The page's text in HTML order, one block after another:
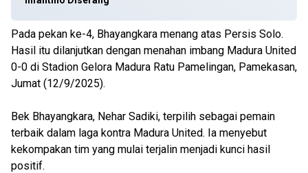
Pada pekan ke-4, Bhayangkara menang atas Persis Solo.
Hasil itu dilanjutkan dengan menahan imbang Madura United
0-0 di Stadion Gelora Madura Ratu Pamelingan, Pamekasan,
Jumat (12/9/2025).
Bek Bhayangkara, Nehar Sadiki, terpilih sebagai pemain
terbaik dalam laga kontra Madura United. Ia menyebut
kekompakan tim yang mulai terjalin menjadi kunci hasil
positif.